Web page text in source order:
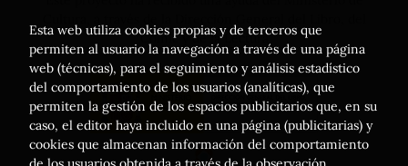
Cómic y de la Lectura
Esta web utiliza cookies propias y de terceros que
permiten al usuario la navegación a través de una página
web (técnicas), para el seguimiento y análisis estadístico
del comportamiento de los usuarios (analíticas), que
permiten la gestión de los espacios publicitarios que, en su
caso, el editor haya incluido en una página (publicitarias) y
cookies que almacenan información del comportamiento